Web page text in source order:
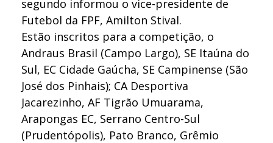
segundo informou o vice-presidente de
Futebol da FPF, Amilton Stival.
Estão inscritos para a competição, o
Andraus Brasil (Campo Largo), SE Itaúna do
Sul, EC Cidade Gaúcha, SE Campinense (São
José dos Pinhais); CA Desportiva
Jacarezinho, AF Tigrão Umuarama,
Arapongas EC, Serrano Centro-Sul
(Prudentópolis), Pato Branco, Grêmio